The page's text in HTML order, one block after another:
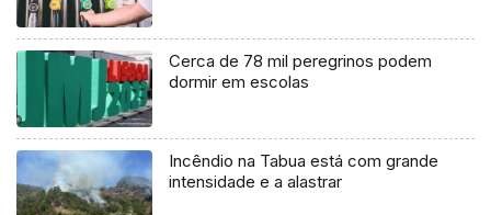
Cerca de 78 mil peregrinos podem
dormir em escolas
Incêndio na Tabua está com grande
intensidade e a alastrar